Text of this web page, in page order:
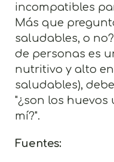
incompatibles
Más que
saludables, o
de personas es
nutritivo y alto
saludables),
"¿son los
mí?".
Fuentes: